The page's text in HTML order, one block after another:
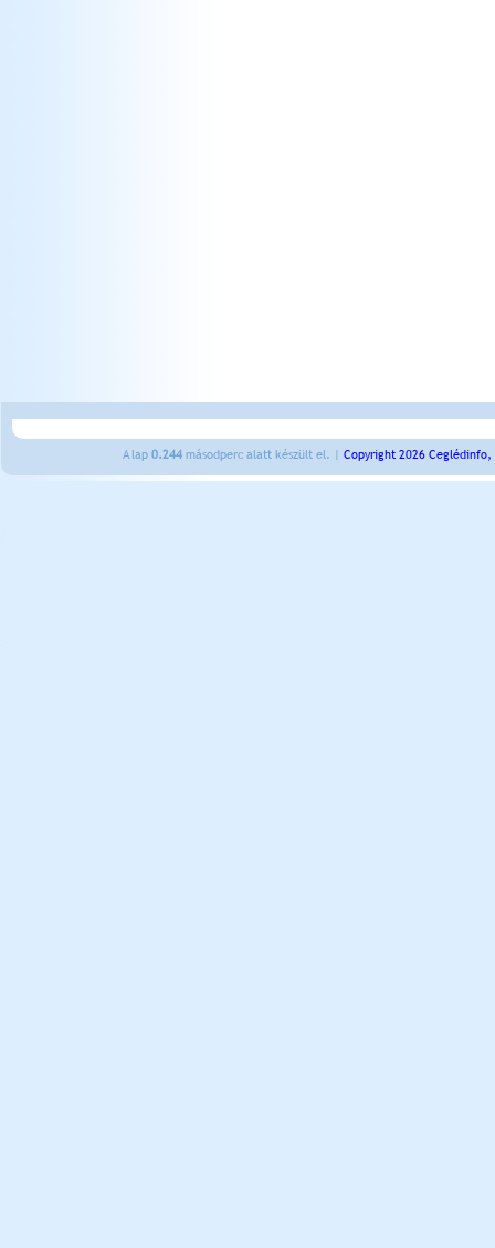
A lap 0.244 másodperc alatt készült el. | Copyright 2026